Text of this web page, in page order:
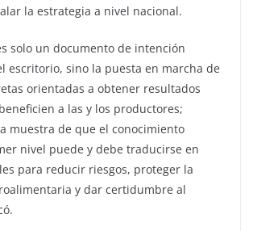
la estrategia a nivel nacional.
solo un documento de intención
escritorio, sino la puesta en marcha de
orientadas a obtener resultados
a las y los productores;
muestra de que el conocimiento
nivel puede y debe traducirse en
para reducir riesgos, proteger la
y dar certidumbre al